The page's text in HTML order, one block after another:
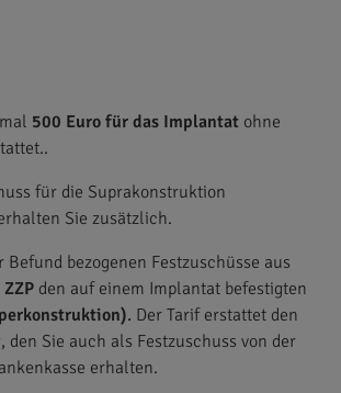
500 Euro für das Implantat ohne
für die Suprakonstruktion
Sie zusätzlich.
Befund bezogenen Festzuschüsse aus
ZZP den auf einem Implantat befestigten
. Der Tarif erstattet den
den Sie auch als Festzuschuss von der
erhalten.